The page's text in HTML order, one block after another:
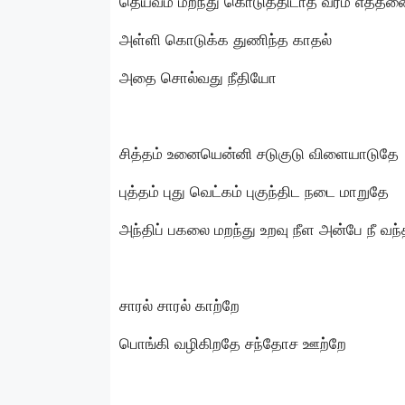
அள்ளி கொடுக்க துணிந்த காதல்
அதை சொல்வது நீதியோ
சித்தம் உனையென்னி சடுகுடு விளையாடுதே
புத்தம் புது வெட்கம் புகுந்திட நடை மாறுதே
அந்திப் பகலை மறந்து உறவு நீள அன்பே நீ
சாரல் சாரல் காற்றே
பொங்கி வழிகிறதே சந்தோச ஊற்றே